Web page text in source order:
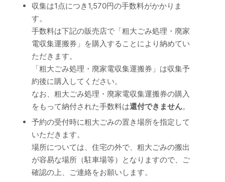
収集は1点につき1,570円の手数料がかかりま
す。
手数料は下記の販売店で「粗大ごみ処理・廃家
電収集運搬券」を購入することにより納めてい
ただきます。
「粗大ごみ処理・廃家電収集運搬券」は収集予
約後に購入してください。
なお、粗大ごみ処理・廃家電収集運搬券の購入
をもって納付された手数料は還付できません。
予約の受付時に粗大ごみの置き場所を指定して
いただきます。
場所については、住宅の外で、粗大ごみの搬出
が容易な場所（駐車場等）となりますので、ご
確認の上、ご連絡をお願いします。